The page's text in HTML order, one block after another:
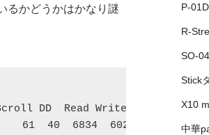
るかどうかはかなり謎
DD  Read Write  Drive
61  40  6834  6026  C:10MB
P-01D
R-
SO-
Stick
X10
中華